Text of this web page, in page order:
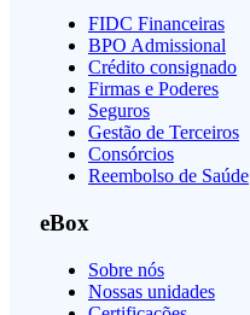
FIDC Financeiras
BPO Admissional
Crédito consignado
Firmas e Poderes
Seguros
Gestão de Terceiros
Consórcios
Reembolso de Saúde
eBox
Sobre nós
Nossas unidades